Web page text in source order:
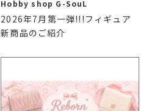
Hobby shop G-SouL
2026年7月第一弾!!!フィギュア
新商品のご紹介